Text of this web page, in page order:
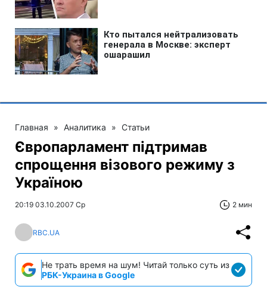
Главная » Аналитика » Статьи
Європарламент підтримав
спрощення візового режиму з
Україною
20:19 03.10.2007 Ср 2 мин
RBC.UA
Не трать время на шум! Читай только суть из
РБК-Украина в Google